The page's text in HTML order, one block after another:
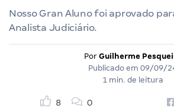
Nosso Gran Aluno foi aprovado
Analista Judiciário.
Por Guilherme
Publicado em 09/09/
1 min. de leitura
8 0